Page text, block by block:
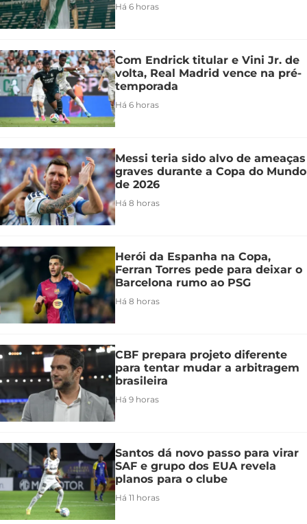
Há 6 horas
Com Endrick titular e Vini Jr. de
volta, Real Madrid vence na pré-
temporada
Há 6 horas
Messi teria sido alvo de ameaças
graves durante a Copa do Mundo
de 2026
Há 8 horas
Herói da Espanha na Copa,
Ferran Torres pede para deixar o
Barcelona rumo ao PSG
Há 8 horas
CBF prepara projeto diferente
para tentar mudar a arbitragem
brasileira
Há 9 horas
Santos dá novo passo para virar
SAF e grupo dos EUA revela
planos para o clube
Há 11 horas